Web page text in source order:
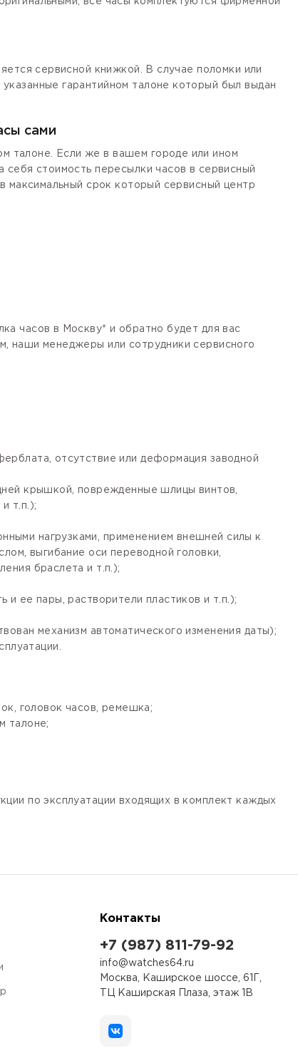
сервисной книжкой. В случае поломки или
гарантийном талоне который был выдан
сами
талоне. Если же в вашем городе или ином
себя стоимость пересылки часов в сервисный
максимальный срок который сервисный центр
часов в Москву* и обратно будет для вас
наши менеджеры или сотрудники сервисного
отсутствие или деформация заводной
крышкой, поврежденные шлицы винтов,
т.п.);
нагрузками, применением внешней силы к
выгибание оси переводной головки,
браслета и т.п.);
и ее пары, растворители пластиков и т.п.);
механизм автоматического изменения даты);
головок часов, ремешка;
талоне;
по эксплуатации входящих в комплект каждых
Контакты
+7 (987) 811-79-92
info@watches64.ru
Москва, Каширское шоссе, 61Г,
ТЦ Каширская Плаза, этаж 1В